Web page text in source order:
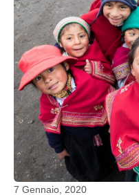
7 Gennaio, 2020